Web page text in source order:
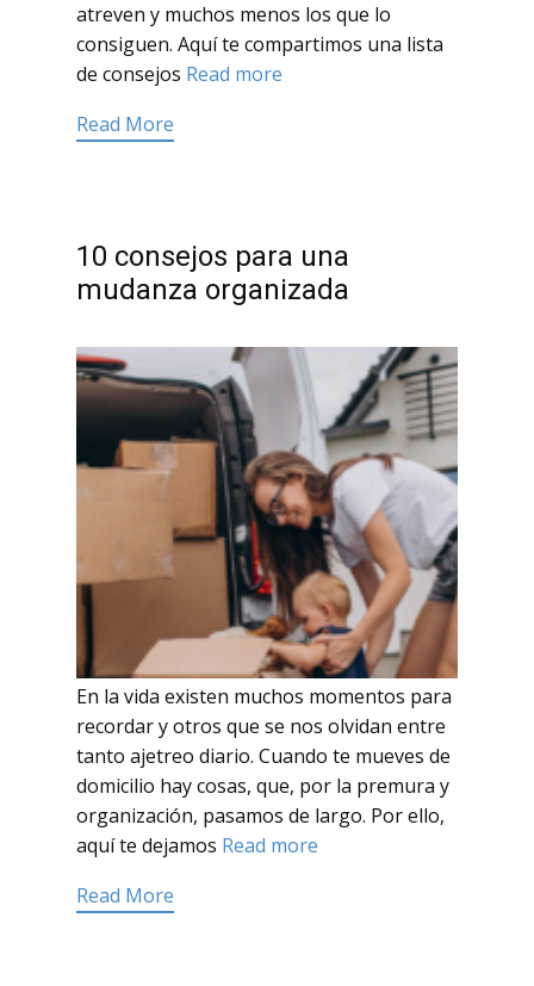
atreven y muchos menos los que lo
consiguen. Aquí te compartimos una lista
de consejos Read more
Read More
10 consejos para una
mudanza organizada
En la vida existen muchos momentos para
recordar y otros que se nos olvidan entre
tanto ajetreo diario. Cuando te mueves de
domicilio hay cosas, que, por la premura y
organización, pasamos de largo. Por ello,
aquí te dejamos Read more
Read More